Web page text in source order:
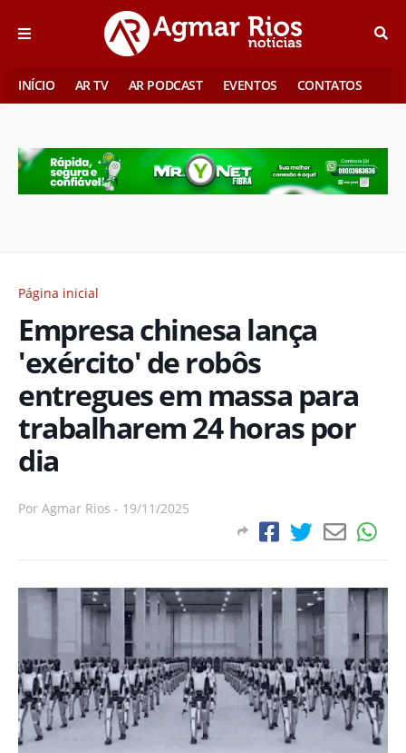
INÍCIO AR TV AR PODCAST EVENTOS CONTATOS
Página inicial
Empresa chinesa lança
'exército' de robôs
entregues em massa para
trabalharem 24 horas por
dia
Por Agmar Rios - 19/11/2025